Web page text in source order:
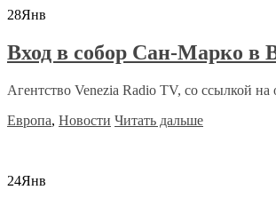
28Янв
Вход в собор Сан-Марко в
Агентство Venezia Radio TV, со ссылкой на
Европа, Новости Читать дальше
24Янв